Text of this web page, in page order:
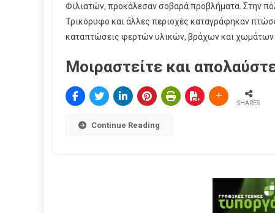
Φιλιατών, προκάλεσαν σοβαρά προβλήματα. Στην
Τρικόρυφο και άλλες περιοχές καταγράφηκαν
καταπτώσεις φερτών υλικών, βράχων και χωμάτων
Μοιραστείτε και
SHARES
Continue Reading